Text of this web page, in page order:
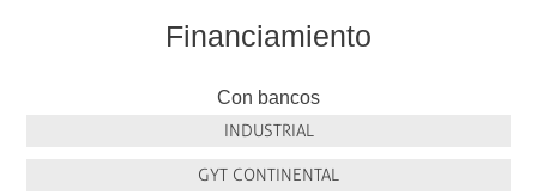
Financiamiento
Con bancos
INDUSTRIAL
GYT CONTINENTAL